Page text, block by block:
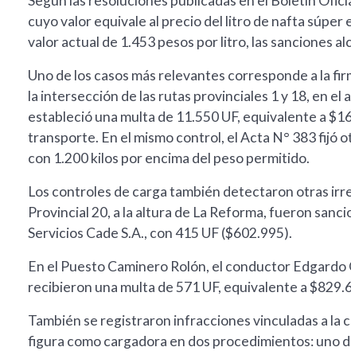
cuyo valor equivale al precio del litro de nafta súper
valor actual de 1.453 pesos por litro, las sanciones
Uno de los casos más relevantes corresponde a la
la intersección de las rutas provinciales 1 y 18, en el
estableció una multa de 11.550 UF, equivalente a
transporte. En el mismo control, el Acta N° 383 fijó
con 1.200 kilos por encima del peso permitido.
Los controles de carga también detectaron otras
Provincial 20, a la altura de La Reforma, fueron
Servicios Cade S.A., con 415 UF ($602.995).
En el Puesto Caminero Rolón, el conductor
recibieron una multa de 571 UF, equivalente a
También se registraron infracciones vinculadas a la
figura como cargadora en dos procedimientos: uno